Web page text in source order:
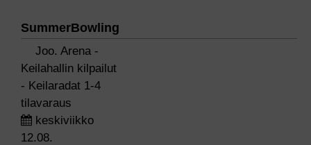
SummerBowling
Joo. Arena -
Keilahallin kilpailut
- Keilaradat 1-4
tilavaraus
keskiviikko
12.08.